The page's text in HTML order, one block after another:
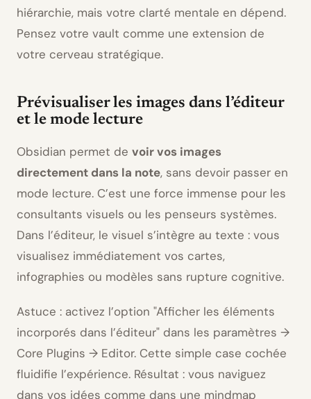
hiérarchie, mais votre clarté mentale en dépend.
Pensez votre vault comme une extension de
votre cerveau stratégique.
Prévisualiser les images dans l’éditeur
et le mode lecture
Obsidian permet de voir vos images
directement dans la note, sans devoir passer en
mode lecture. C’est une force immense pour les
consultants visuels ou les penseurs systèmes.
Dans l’éditeur, le visuel s’intègre au texte : vous
visualisez immédiatement vos cartes,
infographies ou modèles sans rupture cognitive.
Astuce : activez l’option Afficher les éléments
incorporés dans l’éditeur dans les paramètres →
Core Plugins → Editor. Cette simple case cochée
fluidifie l’expérience. Résultat : vous naviguez
dans vos idées comme dans une mindmap